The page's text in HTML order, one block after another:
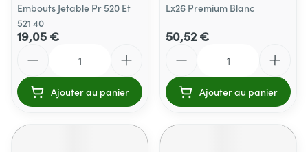
Embouts Jetable Pr 520 Et
521 40
19,05 €
Ajouter au panier
Lx26 Premium Blanc
50,52 €
Ajouter au panier